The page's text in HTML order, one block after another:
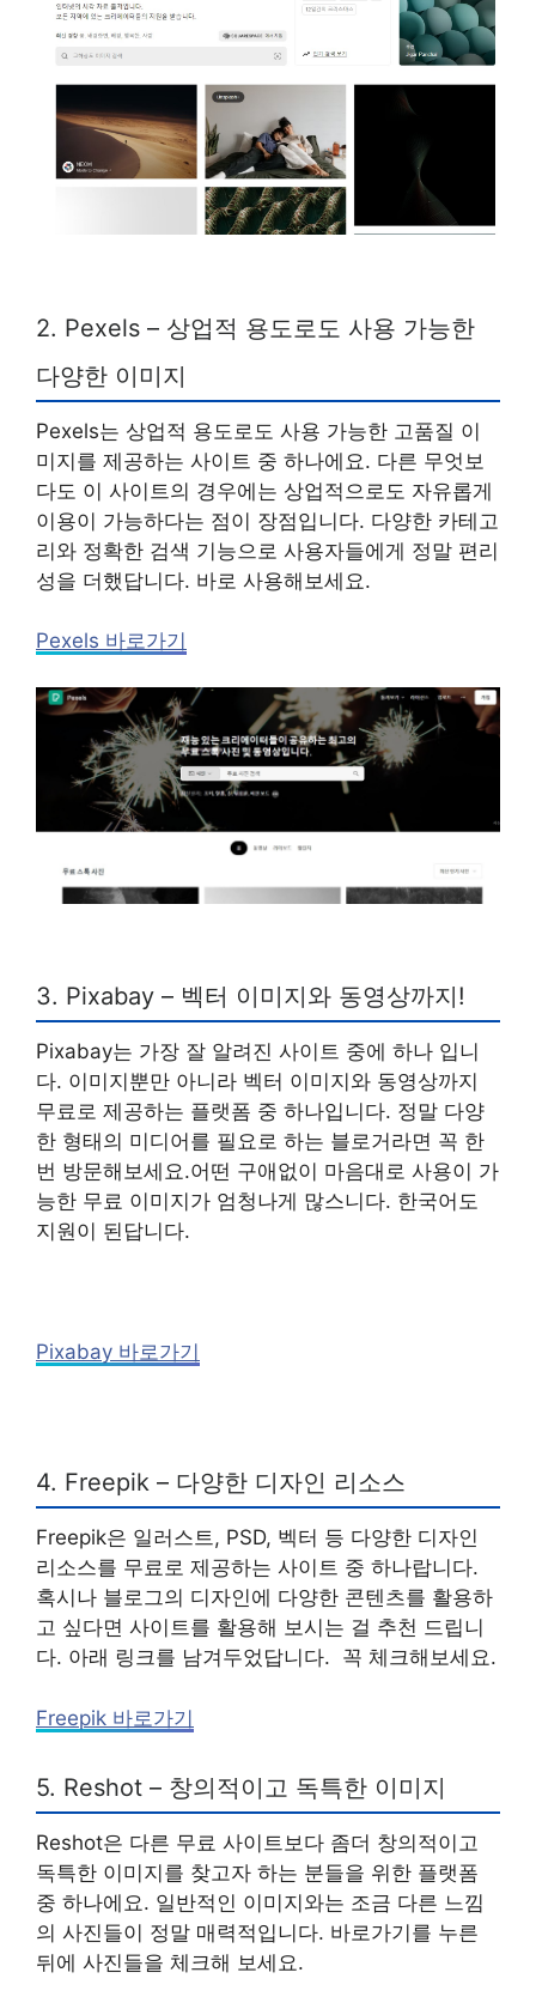
2. Pexels – 상업적 용도로도 사용 가능한
다양한 이미지
Pexels는 상업적 용도로도 사용 가능한 고품질 이
미지를 제공하는 사이트 중 하나에요. 다른 무엇보
다도 이 사이트의 경우에는 상업적으로도 자유롭게
이용이 가능하다는 점이 장점입니다. 다양한 카테고
리와 정확한 검색 기능으로 사용자들에게 정말 편리
성을 더했답니다. 바로 사용해보세요.
Pexels 바로가기
3. Pixabay – 벡터 이미지와 동영상까지!
Pixabay는 가장 잘 알려진 사이트 중에 하나 입니
다. 이미지뿐만 아니라 벡터 이미지와 동영상까지
무료로 제공하는 플랫폼 중 하나입니다. 정말 다양
한 형태의 미디어를 필요로 하는 블로거라면 꼭 한
번 방문해보세요.어떤 구애없이 마음대로 사용이 가
능한 무료 이미지가 엄청나게 많스니다. 한국어도
지원이 된답니다.
Pixabay 바로가기
4. Freepik – 다양한 디자인 리소스
Freepik은 일러스트, PSD, 벡터 등 다양한 디자인
리소스를 무료로 제공하는 사이트 중 하나랍니다.
혹시나 블로그의 디자인에 다양한 콘텐츠를 활용하
고 싶다면 사이트를 활용해 보시는 걸 추천 드립니
다. 아래 링크를 남겨두었답니다. 꼭 체크해보세요.
Freepik 바로가기
5. Reshot – 창의적이고 독특한 이미지
Reshot은 다른 무료 사이트보다 좀더 창의적이고
독특한 이미지를 찾고자 하는 분들을 위한 플랫폼
중 하나에요. 일반적인 이미지와는 조금 다른 느낌
의 사진들이 정말 매력적입니다. 바로가기를 누른
뒤에 사진들을 체크해 보세요.